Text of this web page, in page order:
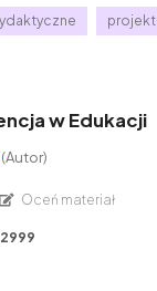
projekt
w Edukacji
(Autor)
Oceń materiał